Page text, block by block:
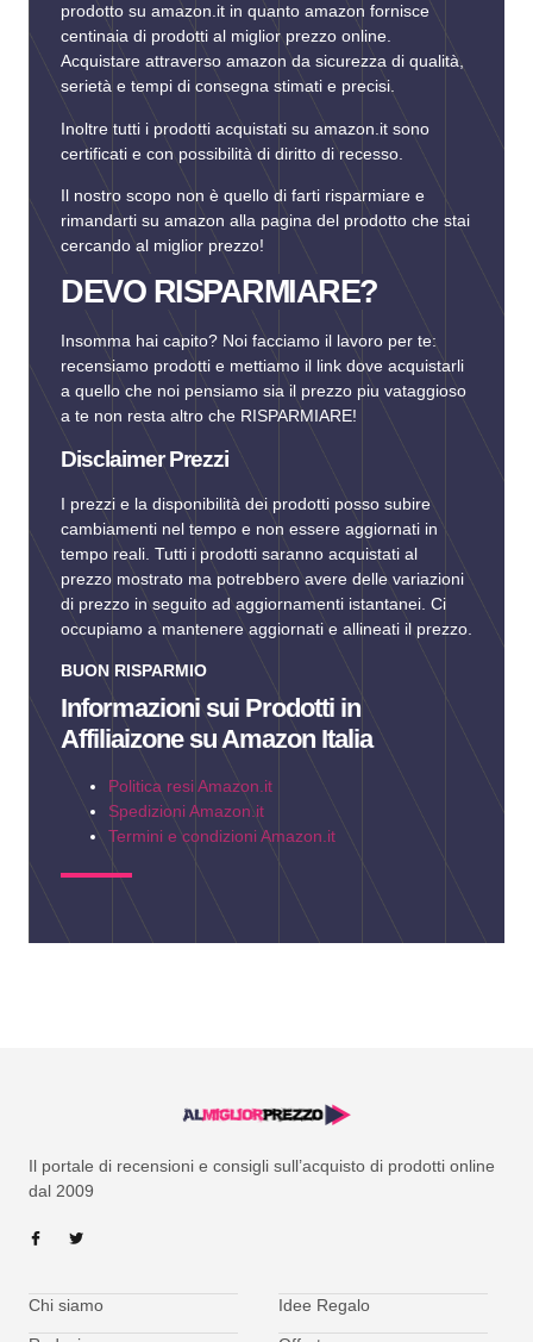
prodotto su amazon.it in quanto amazon fornisce
centinaia di prodotti al miglior prezzo online.
Acquistare attraverso amazon da sicurezza di qualità,
serietà e tempi di consegna stimati e precisi.
Inoltre tutti i prodotti acquistati su amazon.it sono
certificati e con possibilità di diritto di recesso.
Il nostro scopo non è quello di farti risparmiare e
rimandarti su amazon alla pagina del prodotto che stai
cercando al miglior prezzo!
DEVO RISPARMIARE?
Insomma hai capito? Noi facciamo il lavoro per te:
recensiamo prodotti e mettiamo il link dove acquistarli
a quello che noi pensiamo sia il prezzo piu vataggioso
a te non resta altro che RISPARMIARE!
Disclaimer Prezzi
I prezzi e la disponibilità dei prodotti posso subire
cambiamenti nel tempo e non essere aggiornati in
tempo reali. Tutti i prodotti saranno acquistati al
prezzo mostrato ma potrebbero avere delle variazioni
di prezzo in seguito ad aggiornamenti istantanei. Ci
occupiamo a mantenere aggiornati e allineati il prezzo.
BUON RISPARMIO
Informazioni sui Prodotti in
Affiliaizone su Amazon Italia
Politica resi Amazon.it
Spedizioni Amazon.it
Termini e condizioni Amazon.it
Il portale di recensioni e consigli sull’acquisto di prodotti online
dal 2009
Chi siamo Idee Regalo